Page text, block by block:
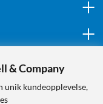
& Company
unik kundeopplevelse,